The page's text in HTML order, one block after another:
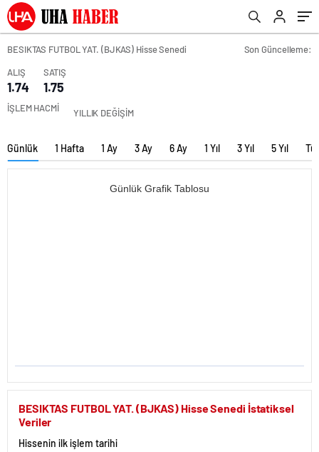
BESIKTAS FUTBOL YAT. (BJKAS) Hisse Senedi
Son Güncelleme:
ALIŞ
1.74
SATIŞ
1.75
İŞLEM HACMİ YILLIK DEĞİŞİM
Günlük 1 Hafta 1 Ay 3 Ay 6 Ay 1 Yıl 3 Yıl 5 Yıl
Günlük Grafik Tablosu
BESIKTAS FUTBOL YAT. (BJKAS) Hisse Senedi İstatiksel
Veriler
Hissenin ilk işlem tarihi